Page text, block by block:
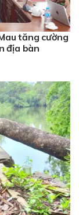
tăng cường
địa bàn